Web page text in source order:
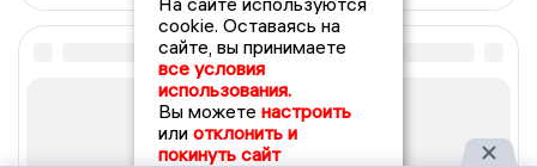
cookie. Оставаясь на
сайте, вы принимаете
все условия
использования.
Вы можете настроить
или отклонить и
покинуть сайт